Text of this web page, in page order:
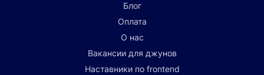
Блог
Оплата
О нас
Вакансии для джунов
Наставники по frontend